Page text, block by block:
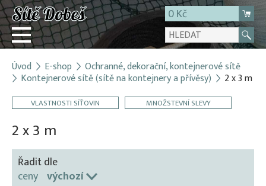
0 Kč
Přihlásit
Registrace
E-shop
O firmě
Kontakt
Úvod E-shop Ochranné, dekorační, kontejnerové sítě
Kontejnerové sítě (sítě na kontejnery a přívěsy) 2 x 3 m
VLASTNOSTI SÍŤOVIN MNOŽSTEVNÍ SLEVY
2 x 3 m
Řadit dle
ceny výchozí